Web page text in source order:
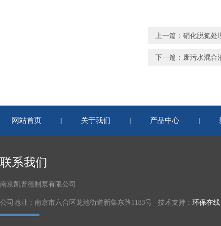
上一篇： 硝化脱氮处
下一篇： 废污水混合
网站首页 | 关于我们 | 产品中心 |
联系我们
南京凯普德制泵有限公司
公司地址：南京市六合区龙池街道新集东路1183号 技术支持： 环保在线